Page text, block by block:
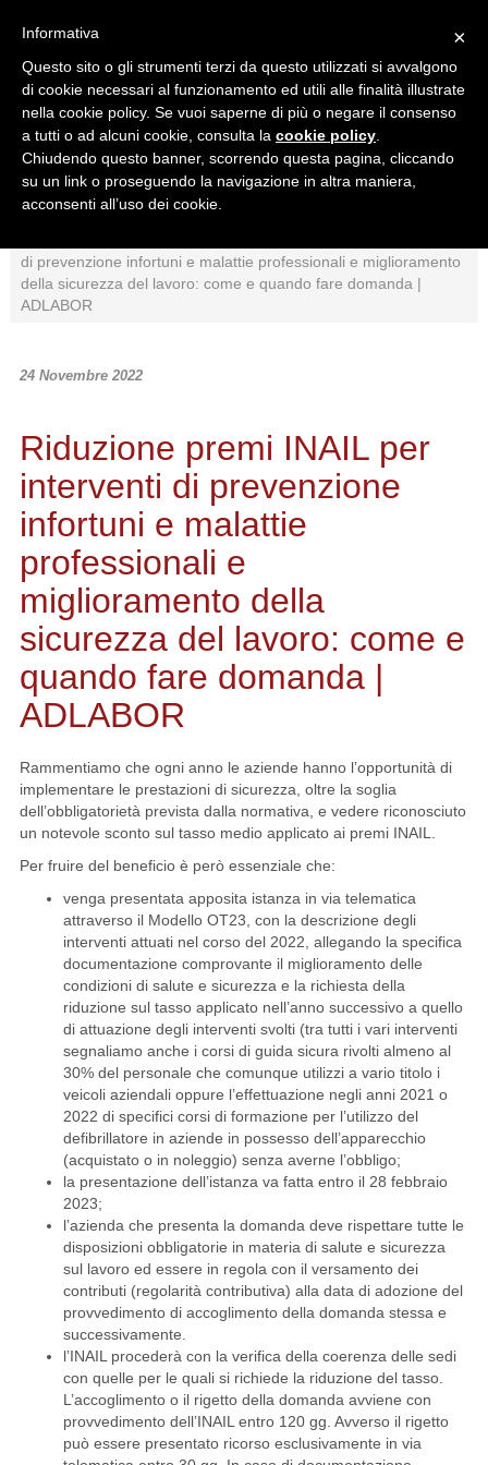
Ricerca in:
Sezione corrente
Tutto il sito
di prevenzione infortuni e malattie professionali e miglioramento
della sicurezza del lavoro: come e quando fare domanda |
ADLABOR
24 Novembre 2022
Riduzione premi INAIL per
interventi di prevenzione
infortuni e malattie
professionali e
miglioramento della
sicurezza del lavoro: come e
quando fare domanda |
ADLABOR
Rammentiamo che ogni anno le aziende hanno l’opportunità di
implementare le prestazioni di sicurezza, oltre la soglia
dell’obbligatorietà prevista dalla normativa, e vedere riconosciuto
un notevole sconto sul tasso medio applicato ai premi INAIL.
Per fruire del beneficio è però essenziale che:
venga presentata apposita istanza in via telematica
attraverso il Modello OT23, con la descrizione degli
interventi attuati nel corso del 2022, allegando la specifica
documentazione comprovante il miglioramento delle
condizioni di salute e sicurezza e la richiesta della
riduzione sul tasso applicato nell’anno successivo a quello
di attuazione degli interventi svolti (tra tutti i vari interventi
segnaliamo anche i corsi di guida sicura rivolti almeno al
30% del personale che comunque utilizzi a vario titolo i
veicoli aziendali oppure l’effettuazione negli anni 2021 o
2022 di specifici corsi di formazione per l’utilizzo del
defibrillatore in aziende in possesso dell’apparecchio
(acquistato o in noleggio) senza averne l’obbligo;
la presentazione dell’istanza va fatta entro il 28 febbraio
2023;
l’azienda che presenta la domanda deve rispettare tutte le
disposizioni obbligatorie in materia di salute e sicurezza
sul lavoro ed essere in regola con il versamento dei
contributi (regolarità contributiva) alla data di adozione del
provvedimento di accoglimento della domanda stessa e
successivamente.
l’INAIL procederà con la verifica della coerenza delle sedi
con quelle per le quali si richiede la riduzione del tasso.
L’accoglimento o il rigetto della domanda avviene con
provvedimento dell’INAIL entro 120 gg. Avverso il rigetto
può essere presentato ricorso esclusivamente in via
×
Informativa
Questo sito o gli strumenti terzi da questo utilizzati si avvalgono
di cookie necessari al funzionamento ed utili alle finalità illustrate
nella cookie policy. Se vuoi saperne di più o negare il consenso
a tutti o ad alcuni cookie, consulta la cookie policy
Chiudendo questo banner, scorrendo questa pagina, cliccando
su un link o proseguendo la navigazione in altra maniera,
acconsenti all’uso dei cookie.